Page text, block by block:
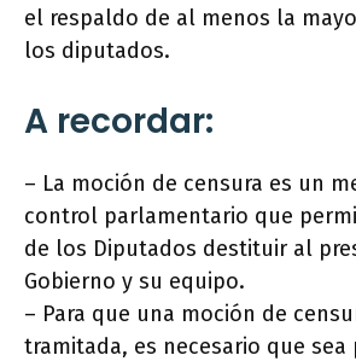
el respaldo de al menos la
los diputados.
A recordar:
– La moción de censura es un
control parlamentario que
de los Diputados destituir al
Gobierno y su equipo.
– Para que una moción de
tramitada, es necesario que